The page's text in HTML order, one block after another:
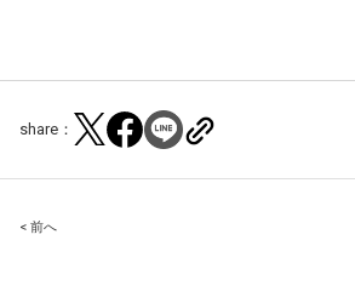
share：
Post
< 前へ